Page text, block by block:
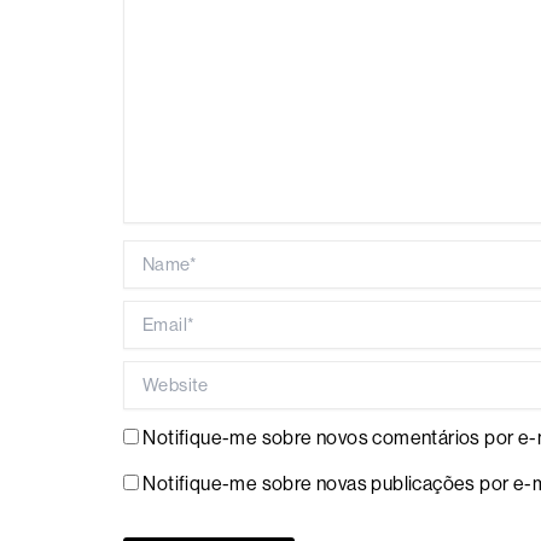
Notifique-me sobre novos comentários por e-
Notifique-me sobre novas publicações por e-